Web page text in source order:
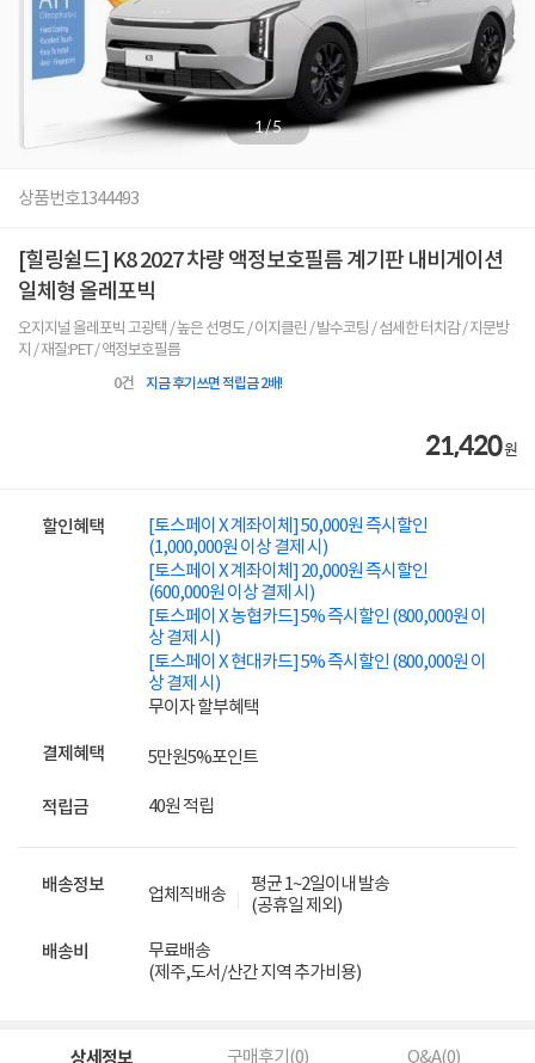
1/5
상품번호1344493
[힐링쉴드] K8 2027 차량 액정보호필름 계기판 내비게이션
일체형 올레포빅
오지지널 올레포빅 고광택 / 높은 선명도 / 이지클린 / 발수코팅 / 섬세한 터치감 / 지문방
지 / 재질:PET / 액정보호필름
0건 지금 후기쓰면 적립금 2배!
21,420원
할인혜택
[토스페이 X 계좌이체] 50,000원 즉시할인
(1,000,000원 이상 결제 시)
[토스페이 X 계좌이체] 20,000원 즉시할인
(600,000원 이상 결제 시)
[토스페이 X 농협카드] 5% 즉시할인 (800,000원 이
상 결제 시)
[토스페이 X 현대카드] 5% 즉시할인 (800,000원 이
상 결제 시)
무이자 할부혜택
결제혜택 5만원5%포인트
적립금 40원 적립
배송정보 업체직배송
평균 1~2일이내 발송
(공휴일 제외)
배송비
무료배송
(제주,도서/산간 지역 추가비용)
상세정보 구매후기(0) Q&A(0)